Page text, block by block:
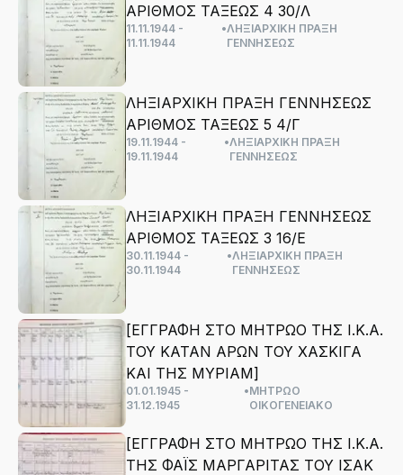
ΑΡΙΘΜΟΣ ΤΑΞΕΩΣ 4 30/Λ
11.11.1944 -
11.11.1944
•ΛΗΞΙΑΡΧΙΚΗ ΠΡΑΞΗ
ΓΕΝΝΗΣΕΩΣ
ΛΗΞΙΑΡΧΙΚΗ ΠΡΑΞΗ ΓΕΝΝΗΣΕΩΣ
ΑΡΙΘΜΟΣ ΤΑΞΕΩΣ 5 4/Γ
19.11.1944 -
19.11.1944
•ΛΗΞΙΑΡΧΙΚΗ ΠΡΑΞΗ
ΓΕΝΝΗΣΕΩΣ
ΛΗΞΙΑΡΧΙΚΗ ΠΡΑΞΗ ΓΕΝΝΗΣΕΩΣ
ΑΡΙΘΜΟΣ ΤΑΞΕΩΣ 3 16/Ε
30.11.1944 -
30.11.1944
•ΛΗΞΙΑΡΧΙΚΗ ΠΡΑΞΗ
ΓΕΝΝΗΣΕΩΣ
[ΕΓΓΡΑΦΗ ΣΤΟ ΜΗΤΡΩΟ ΤΗΣ Ι.Κ.Α.
ΤΟΥ ΚΑΤΑΝ ΑΡΩΝ ΤΟΥ ΧΑΣΚΙΓΑ
ΚΑΙ ΤΗΣ ΜΥΡΙΑΜ]
01.01.1945 -
31.12.1945
•ΜΗΤΡΩΟ
ΟΙΚΟΓΕΝΕΙΑΚΟ
[ΕΓΓΡΑΦΗ ΣΤΟ ΜΗΤΡΩΟ ΤΗΣ Ι.Κ.Α.
ΤΗΣ ΦΑΪΣ ΜΑΡΓΑΡΙΤΑΣ ΤΟΥ ΙΣΑΚ